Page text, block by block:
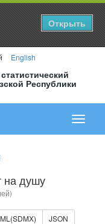
Открыть
English
Республики
меню
на душу
JSON